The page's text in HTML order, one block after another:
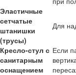
Эластичные
сетчатые
штанишки
(трусы)
Для
Кресло-стул с
санитарным
оснащением
Если